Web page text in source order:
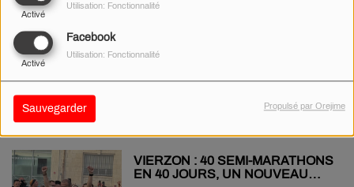
Activé
Utilisation: Fonctionnalité
Facebook
Activé
Utilisation: Fonctionnalité
Sauvegarder Propulsé par Orejime
INTERVIEW - UN BERRUYER
INCROYABLE TALENT »
VIERZON : 40 SEMI-MARATHONS
EN 40 JOURS, UN NOUVEAU